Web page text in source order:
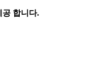
공 합니다.